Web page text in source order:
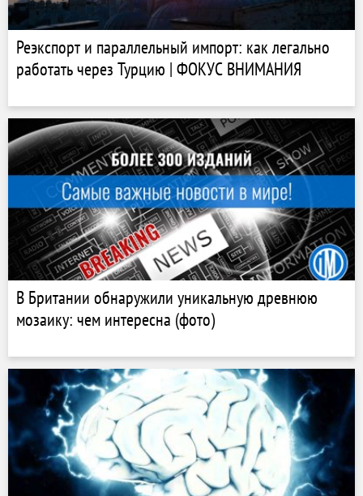
Реэкспорт и параллельный импорт: как легально
работать через Турцию | ФОКУС ВНИМАНИЯ
В Британии обнаружили уникальную древнюю
мозаику: чем интересна (фото)